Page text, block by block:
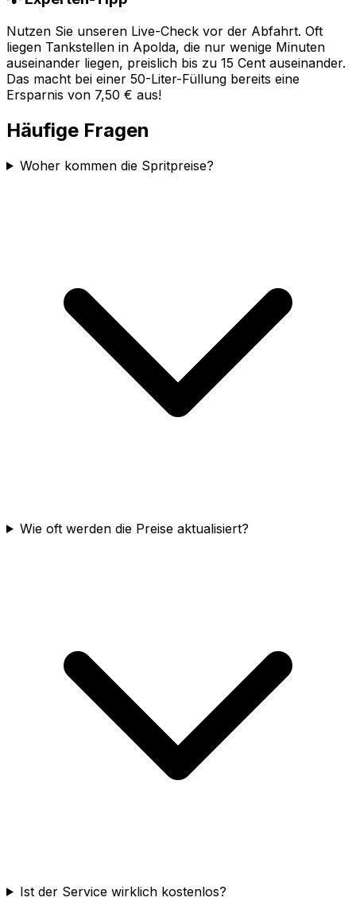
Nutzen Sie unseren Live-Check vor der Abfahrt. Oft
liegen Tankstellen in Apolda, die nur wenige Minuten
auseinander liegen, preislich bis zu 15 Cent auseinander.
Das macht bei einer 50-Liter-Füllung bereits eine
Ersparnis von 7,50 € aus!
Häufige Fragen
Woher kommen die Spritpreise?
Wie oft werden die Preise aktualisiert?
Ist der Service wirklich kostenlos?